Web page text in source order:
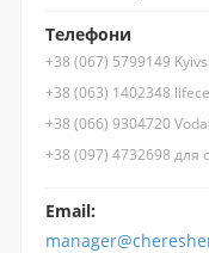
Телефони
+38 (067) 5799149
+38 (063) 1402348
+38 (066) 9304720
+38 (097) 4732698 для
Email: